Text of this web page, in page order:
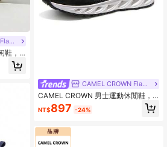
CAMEL CROWN Flagship Store
鞋，
男士
CAMEL CROWN Flagship Store
CAMEL CROWN 男士運動休閒鞋，
透氣網面戶外學生跳繩輕量緩震跑步
鞋
NT$897 -24%